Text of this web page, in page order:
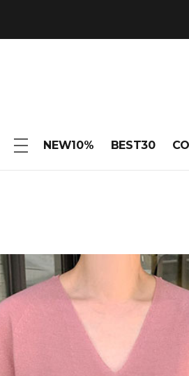
NEW10% BEST30